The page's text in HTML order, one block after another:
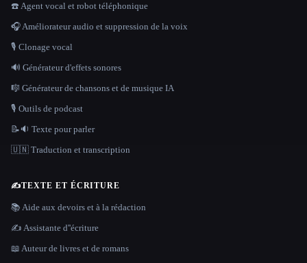
☎️ Agent vocal et robot téléphonique
🎧 Améliorateur audio et suppression de la voix
🎙️ Clonage vocal
🔊 Générateur d'effets sonores
🎼 Générateur de chansons et de musique IA
🎙️ Outils de podcast
📝🔉 Texte pour parler
🇺🇳 Traduction et transcription
✍️TEXTE ET ÉCRITURE
📚 Aide aux devoirs et à la rédaction
✍️ Assistante d''écriture
📖 Auteur de livres et de romans